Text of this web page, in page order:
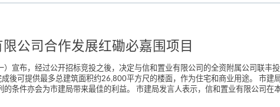
公司合作发展红磡必嘉围项目
）宣布，经过公开招标竞投之後，决定与信和置业有限公司的全资附属公司联
後可提供最多总建筑面积约26,800平方尺的楼面，作为住宅和商业用途。 市建
条件亦会为市建局带来最佳的利益。 市建局发言人表示，信和置业有限公司